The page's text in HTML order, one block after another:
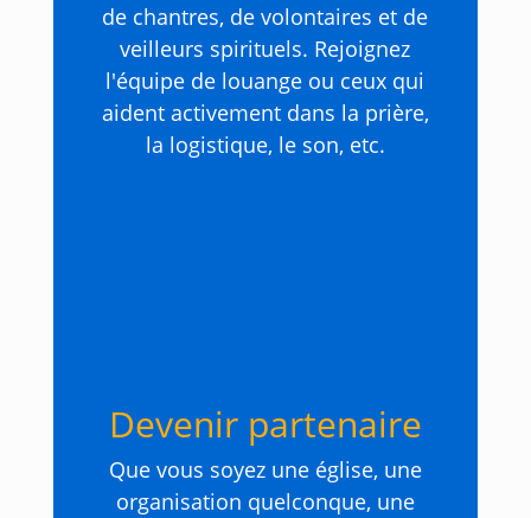
de chantres, de volontaires et de
veilleurs spirituels. Rejoignez
l'équipe de louange ou ceux qui
aident activement dans la prière,
la logistique, le son, etc.
Devenir partenaire
Que vous soyez une église, une
organisation quelconque, une